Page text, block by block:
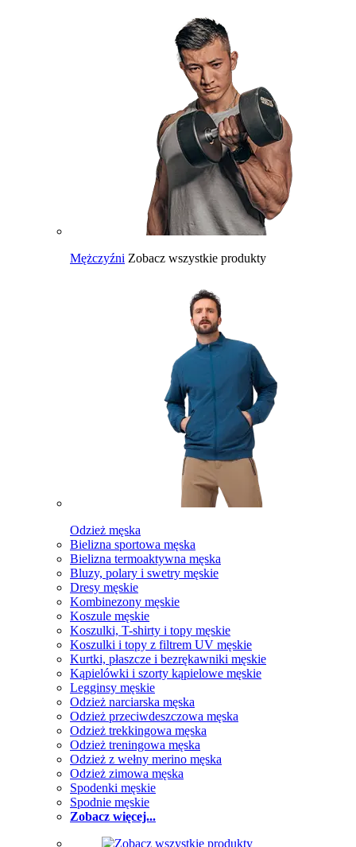
Mężczyźni Zobacz wszystkie produkty
Odzież męska
Bielizna sportowa męska
Bielizna termoaktywna męska
Bluzy, polary i swetry męskie
Dresy męskie
Kombinezony męskie
Koszule męskie
Koszulki, T-shirty i topy męskie
Koszulki i topy z filtrem UV męskie
Kurtki, płaszcze i bezrękawniki męskie
Kąpielówki i szorty kąpielowe męskie
Legginsy męskie
Odzież narciarska męska
Odzież przeciwdeszczowa męska
Odzież trekkingowa męska
Odzież treningowa męska
Odzież z wełny merino męska
Odzież zimowa męska
Spodenki męskie
Spodnie męskie
Zobacz więcej...